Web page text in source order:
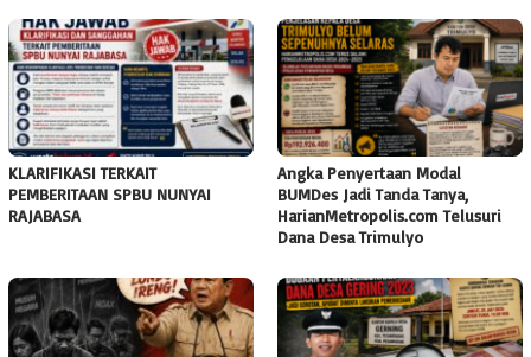
KLARIFIKASI TERKAIT
PEMBERITAAN SPBU NUNYAI
RAJABASA
Angka Penyertaan Modal
BUMDes Jadi Tanda Tanya,
HarianMetropolis.com Telusuri
Dana Desa Trimulyo